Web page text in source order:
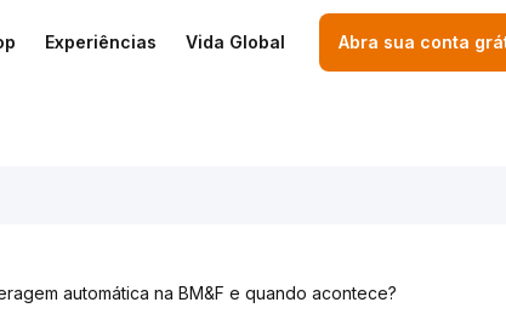
Experiências Vida Global Abra sua conta
automática na BM&F e quando acontece?